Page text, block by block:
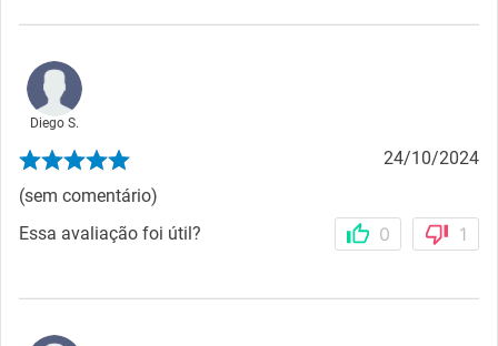
Diego S.
24/10/2024
(sem comentário)
Essa avaliação foi útil?
0 1